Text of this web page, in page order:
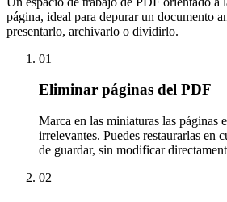
página, ideal para depurar un documento
presentarlo, archivarlo o dividirlo.
01
Eliminar páginas del PDF
Marca en las miniaturas las páginas
irrelevantes. Puedes restaurarlas en
de guardar, sin modificar
02